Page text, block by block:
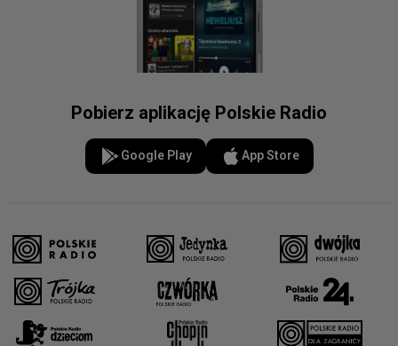
Pobierz aplikację Polskie Radio
Google Play App Store